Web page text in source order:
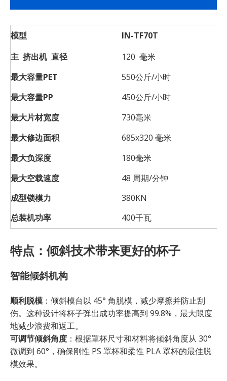
模型
IN-TF70T
主 挤出机 直径
120 毫米
最大容量PET
550公斤/小时
最大容量PP
450公斤/小时
最大片材宽度
730毫米
最大修边面积
685x320 毫米
最大负深度
180毫米
最大空载速度
48 周期/分钟
成型锁模力
380KN
总装机功率
400千瓦
特点：倾斜技术带来更好的杯子
智能倾斜机构
顺利脱模 ：倾斜模台以 45° 角脱模，减少摩擦并防止刮
伤。这种设计将杯子弹出成功率提高到 99.8%，最大限度
地减少浪费和返工。
可调节倾斜角度 ：根据罩杯尺寸和材料将倾斜角度从 30°
微调到 60°，确保刚性 PS 罩杯和柔性 PLA 罩杯的最佳脱
模效果。